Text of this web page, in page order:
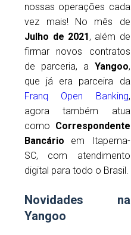
nossas operações cada
vez mais! No mês de
Julho de 2021 , além de
firmar novos contratos
de parceria, a Yangoo,
que já era parceira da
Franq Open Banking,
agora também atua
como Correspondente
Bancário em Itapema-
SC, com atendimento
digital para todo o Brasil.
Novidades na
Yangoo